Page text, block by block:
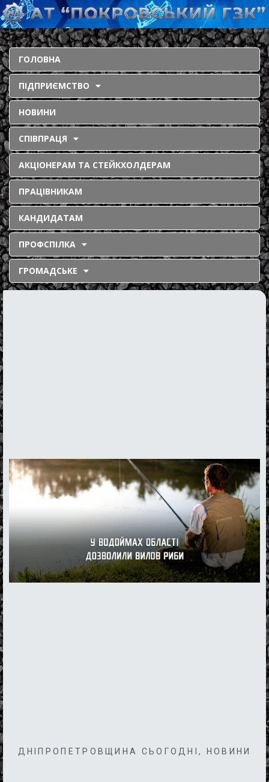
ГОЛОВНА
ПІДПРИЄМСТВО
НОВИНИ
СПІВПРАЦЯ
АКЦІОНЕРАМ ТА СТЕЙКХОЛДЕРАМ
ПРАЦІВНИКАМ
КАНДИДАТАМ
ПРОФСПІЛКА
ГРОМАДСЬКЕ
ДНІПРОПЕТРОВЩИНА СЬОГОДНІ, НОВИНИ